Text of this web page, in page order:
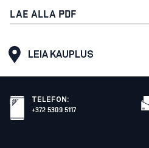
LAE ALLA PDF
LEIA KAUPLUS
TELEFON :
+372 5309 5117